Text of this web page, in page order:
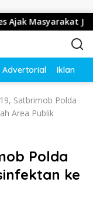
Jadi
Advertorial Iklan
Satbrimob Polda
Area Publik
Polda
ke